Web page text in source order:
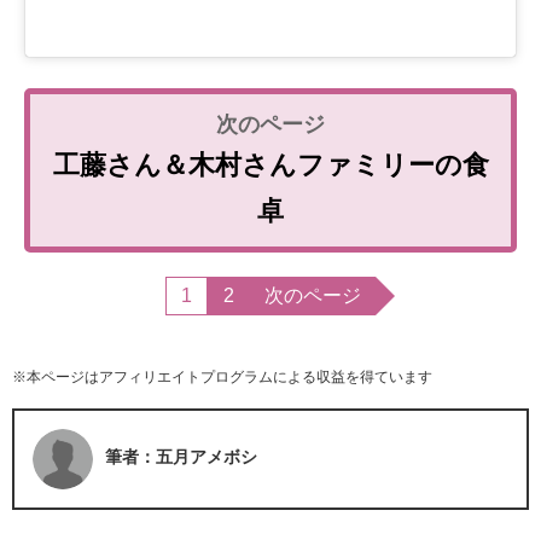
工藤さん＆木村さんファミリーの食
卓
1 2 次のページ
※本ページはアフィリエイトプログラムによる収益を得ています
筆者：五月アメボシ